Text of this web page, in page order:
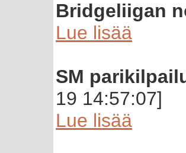
Bridgeliigan
Lue lisää
SM
19 14:57:07]
Lue lisää